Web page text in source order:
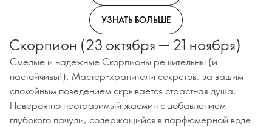
УЗНАТЬ БОЛЬШЕ
Скорпион (23 октября — 21 ноября)
Смелые и надежные Скорпионы решительны (и
настойчивы!). Мастер-хранители секретов, за вашим
спокойным поведением скрывается страстная душа.
Невероятно неотразимый жасмин с добавлением
глубокого пачули, содержащийся в парфюмерной воде